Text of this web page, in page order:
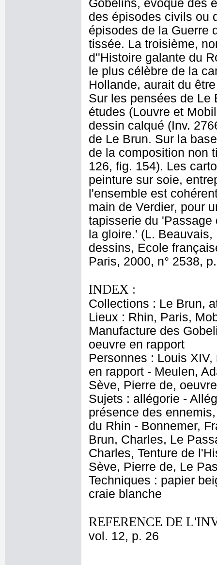
Gobelins, évoque des
des épisodes civils ou
épisodes de la Guerre
tissée. La troisième,
d''Histoire galante du
le plus célèbre de la
Hollande, aurait du
Sur les pensées de Le
études (Louvre et
dessin calqué (Inv.
de Le Brun. Sur la
de la composition non
126, fig. 154). Les
peinture sur soie,
l'ensemble est
main de Verdier, pour
tapisserie du 'Passage
la gloire.' (L.
dessins, Ecole
Paris, 2000, n° 2538,
INDEX :
Collections : Le Brun,
Lieux : Rhin, Paris,
Manufacture des
oeuvre en rapport
Personnes : Louis
en rapport - Meulen,
Sève, Pierre de,
Sujets : allégorie -
présence des
du Rhin - Bonnemer,
Brun, Charles, Le
Charles, Tenture de
Sève, Pierre de, Le
Techniques : papier
craie blanche
REFERENCE DE
vol. 12, p. 26